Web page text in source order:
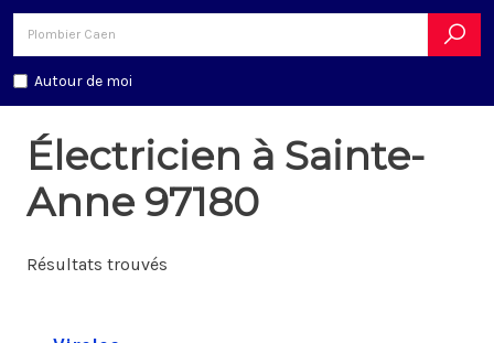
Autour de moi
Électricien à Sainte-
Anne 97180
Résultats trouvés